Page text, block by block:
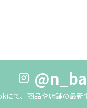
て、商品や店舗の最新